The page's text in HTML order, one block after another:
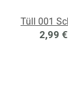
Tüll 001
2,99 €